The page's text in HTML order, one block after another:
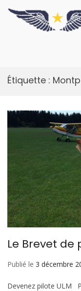
Étiquette :
Le Brevet de
Publié le 3 décembre
Devenez pilote ULM